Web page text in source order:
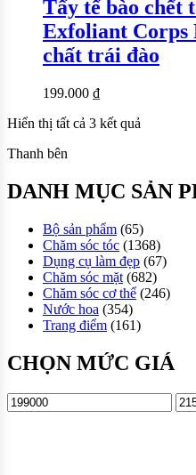
Tẩy tế bào chết
Exfoliant Corps
chất trái đào
199.000 ₫
Hiển thị tất cả 3 kết quả
Thanh bên
DANH MỤC SẢN
Bộ sản phẩm (65)
Chăm sóc tóc (1368)
Dụng cụ làm đẹp (67)
Chăm sóc mặt (682)
Chăm sóc cơ thể (246)
Nước hoa (354)
Trang điểm (161)
CHỌN MỨC GIÁ